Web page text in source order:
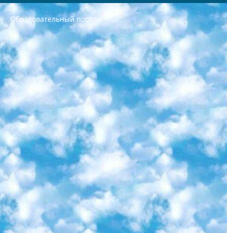
Образовательный портал
РЕСПУБЛИКА УЗБЕКИСТАН МИНИСТРЕРСТВО ДОШКОЛЬНОГО И ШКОЛЬНОГО ОБРАЗОВАНИЯ КОМАНДА в общеобразовательных учреждениях в 2023-2024 учебном году организация и проведение итоговой государственной аттестации обучающихся о Министра дошкольного и школьного образования Республики Узбекистан от 4 марта 2008 года (постановлением Минюста от 20 марта 2008 года № 1778 государственной регистрации) «Итоговое состояние учащихся общего среднего образования на основании положения об утверждении положения об аттестации общего среднего образования выпускной экзамен студентов в образовательных учреждениях в 2023-2024 учебном году В целях организации и прохождения аттестации приказываю: 1. Следующее: перечень предметов, по которым будет проводиться итоговая государственная аттестация и экзамен формы перевода согласно приложению 1; сертификаты международного образца, оценивающие уровень владения иностранными языками перечень согласно приложению 2; 2. Педагогический при специализированных образовательных учреждениях. научно-практический центр квалификации и международной оценки (Д.Давидова) 2024 г. До 25 марта: задания по предметам, по которым будет проводиться итоговая аттестация разработка и утверждение технических условий; итоговая аттестация на основании разработанного предметного задания разработка вопросов по предметам (устно и письменно), экзамен передача; общеобразовательные средние школы и специальные учебные заведения учащиеся выпускных классов школ и интернатов в агентской системе подготовка базы данных экзаменационных материалов и критериев оценки; перевод базы экзаменационных материалов на все языки обучения подать в Республиканский образовательный центр для изготовления; варианты экзаменов на основе разработанных контрольных материалов пусть будут поставлены задачи формирования. 3. Республиканский образовательный центр (Ш.Худайкулов) до 5 апреля 2024 года. до: база данных предоставленных экзаменационных материалов на все языки обучения перевод и экспертиза; для слепых, слабовидящих, глухих, слабослышащих и умственно отсталых детей учащиеся выпускных классов специализированных школ и школ-интернатов база данных экзаменационных материалов на всех преподаваемых языках подготовка критериев оценки; специализированные школы для умственно отсталых детей и технологии для учащихся выпускных классов школ-интернатов разработка соответствующих рекомендаций и критериев проведения ЕГЭ по естествознанию давать задания. 4. Педагогический при специализированных образовательных учреждениях. Научно-практический центр навыков и международной оценки (Д.Давидова), Республика образовательный центр (Худайкулов Ш.) итоговый государственный аттестационный экзамен ориентирован на творческое и логическое мышление при подготовке базы материалов учитывать введение заданий. 5. Следует отметить, что: сертификат государственного образца о знании общеобразовательного предмета и как минимум национальный уровень B1 по предметам на иностранных языках, указанным в Приложении 2. или международно признанный сертификат эквивалентного уровня студенты, изучающие определенный предмет, освобождаются от экзамена; по соответствующим предметам запланирована итоговая государственная аттестация за день до дня, путем жеребьевки Рабочей группой (в письменной форме по предметам, проводимым в форме) из числа сформированных вариантов выбрано 2 варианта; 2 выбранных варианта экзамена анонсированы на официальном сайте министерства и все выпускники по всей стране на основе этих вариантов проводит итоговую государственную аттестацию. 6. Государственное образование учащихся средних общеобразовательных учреждений. знания в соответствии с квалификационными требованиями, которые необходимо приобрести на основании стандартов итоговый (выпускной) контроль для 9 и 11 классов в целях тестирования Экзамены (далее – экзамены) состоят из предметов, перечисленных в приложении 1. будет сделано. 7. Экзамены пройдут с 26 мая по 15 июня 2024 г. (кроме науки физического воспитания). 8. Физическая для учащихся 9 классов общесредних образовательных учреждений. Экзамены по предмету «Образование, квалификация медицина» 1-6 мая 2024 года. сотрудники перевести под присмотр (с отклонениями в физическом или умственном развитии) специализированная школа для детей, школы-интернаты и со сколиозом школы-интернаты санаторного типа для больных детей исключены). 9. Он был слепым, слабовидящим и имел нарушения опорно-двигательного аппарата. экзамены в специализированных школах и интернатах для детей должны проводиться исходя из требований, предъявляемых к общеобразовательным учреждениям (физкультура кроме науки). 10. Специализированная школа для глухих и слабослышащих детей. и экзамены в интернатах и быть реализован в виде письменного теста по математике. 11. Специальность для умственно отсталых детей. Для 9 класса Родной язык и литературное письмо Государственный язык (язык обучения – узбекский). для неклассов) написано Математическое письмо Письменная/устная история Узбекистана Физическое воспитание практично Итоговый контроль Для 11 класса Написание родного языка и литературы (эссе) Математическое письмо Узбекский язык (обучение на узбекском языке) не посещающее общее среднее образование для учреждений)/Образовательное учреждение выбор письменный и устный Иностранный язык письменный/устный Письменная/устная история Узбекистана *По выбору студента:  Химия  Физика  Основы государственного права  География 10 бесплатных образовательных ресурсов - Мы составили подборку онлайн-проектов с интерактивными упражнениями, видеолекциями и статьями. Они помогут вам обрести новые и освежить старые знания бесплатно. 1. «ИНТУИТ» Старейшая образовательная площадка Рунета. Здесь вы найдёте сотни текстовых и видеокурсов на десятки различных тем — от программирования до психологии. Многие курсы подготовлены российскими университетами и крупными международными компаниями вроде Intel и Microsoft. Самостоятельное обучение бесплатное, но желающие могут оплатить услуги персональных наставников. 2. «Смартия» знакомит с актуальными профессиями и подсказывает, как им обучаться. Выбрав заинтересовавшую вас специальность — SMM-специалист, фотограф, веб-дизайнер или другую, — увидите список необходимых для неё умений. Чтобы вы могли освоить их самостоятельно, для каждого умения площадка отображает подборку ссылок на учебные материалы. Хотя «Смартия» ориентируется на русскоязычную аудиторию, часть контента всё же доступна только на английском. 3. «Лекторий Физтеха» Проект Московского физико-технического института (Физтеха). С его помощью вы можете смотреть онлайн серии лекций, записанные на видео в этом вузе. В числе доступных предметов — физика, биология, химия, информационные технологии и другие. К некоторым лекциям администрация ресурса прилагает готовые конспекты, которые можно скачивать в PDF-формате. 4. ITMOcourses Онлайн-площадка Санкт-Петербургского национального исследовательского университета информационных технологий, механики и оптики (ИТМО). Ресурс предоставляет свободный доступ к курсам, разработанным в этом вузе. Каталог материалов разбит на четыре категории: «Оптические системы и технологии», «Приборостроение и робототехника», «Информационные технологии» и «Биотехнологии». Курсы состоят из видеолекций, интерактивных демонстраций и заданий. 5. «КиберЛенинка» Электронная научная библиотека открытого доступа. Каталог площадки регулярно обрастает текстами статей из различных научных изданий. Сгруппированные по журналам и рубрикам публикации можно читать онлайн или скачивать целиком в PDF-формате. Проект нацелен на популяризацию науки за счёт открытого доступа к качественной информации. 6. «ПостНаука» На этом ресурсе публикуют подборки видеолекций, составленные экспертами из разных отраслей и объединённые общими темами. Среди них, к примеру, есть серии «Биоинформатика и геномика», «Культура средневековой Скандинавии» и Cinema Studies о теории кино. Каждая подборка лекций — логически связанная история, рассказанная экспертом от первого лица. Кроме того, на сайте появляются научно-образовательные статьи и тесты на разные темы. 7. «Newочём» Команда проекта «Newочём» отбирает самые интересные тексты из англоязычных СМИ и переводит те из них, за которые голосуют участники сообщества «ВКонтакте». По большей части это научно-популярные статьи. Редакторы придумывают лишь заголовки, в остальном содержание переводов соответствует оригиналам. Полные тексты можно читать прямо в социальной сети. 8. InternetUrok Онлайн-база материалов по основным дисциплинам школьной программы. Информация на сайте структурирована по классам, предметам и темам (урокам). Каждый урок состоит из видеолекций и конспектов. Есть также интерактивные тренажёры и тесты для закрепления пройденного материала. Даже если вы давно окончили школу, возможность повторить программу старших классов всегда может пригодиться. 9. Edutainme Ещё один ресурс об образовании. В отличие от Newtonew, как мне кажется, Edutainme больше ориентируется на представителей индустрии: педагогов, предпринимателей, разработчиков образовательных проектов. Но и любой, кто просто стремится к саморазвитию, найдёт на сайте много полезного и интересного для себя. Например, информацию о новых курсах и образовательных сервисах. 10. Newtonew Онлайн-медиа об образовании и обучении в широком смысле. Авторы Newtonew пишут об инструментах, заведениях, тактиках и стратегиях, которые помогают учить других и получать новые знания самостоятельно. На этой площадке вы найдёте новости, обзоры, аналитические мат